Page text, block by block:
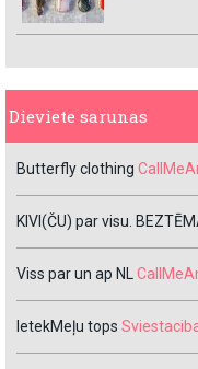
Dieviete sarunas
Butterfly clothing
KIVI(ČU) par visu.
Viss par un ap NL
IetekMeļu tops